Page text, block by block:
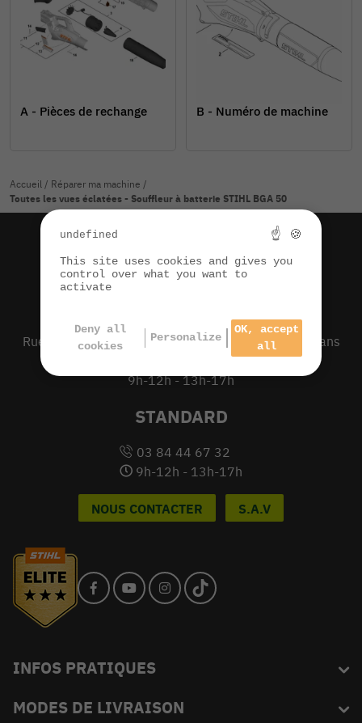
A - Pièces de rechange B - Numéro de machine
Accueil / Réparer ma machine /
Toutes les vues éclatées - Souffleur à batterie STIHL BGA 50
Rue des Coteaux de la Haute Seille - 39210 Domblans
du lundi au vendredi
9h-12h - 13h-17h
STANDARD
03 84 44 67 32
9h-12h - 13h-17h
NOUS CONTACTER S.A.V
INFOS PRATIQUES
MODES DE LIVRAISON
undefined ☝ 🍪
This site uses cookies and gives you
control over what you want to
activate
Deny all
cookies
Personalize
OK, accept
all